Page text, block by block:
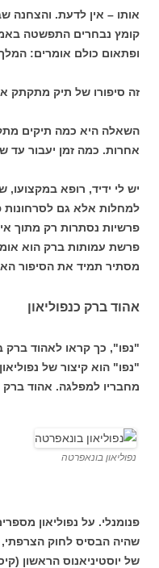
אותו – אין לדעת.
קומץ נבחרים התפשטה
ופתאום כולם אומרים:
זה סיפורו של תיק מתקתק
השאלה היא כמה תיקים
אחרות. כמה זמן יעבור עד
יש לי ידיד, רופא במקצועו,
למחלות אלא גם לסרחונות
פרשיות נסתרות רק מתוך
פרשת עמותות ברק הוא
מסתיר תמיד את הסיפור
אהוד ברק כנפוליאון
"נפו", כך קראו לאהוד
"נפו" הוא קיצור של
מחבריו למפלגה. אהוד ברק
נפוליאון בונאפרטה
פנומנלי. על נפוליאון
שהיה הבסיס לחוק
של יוסטיניאנוס הראשון